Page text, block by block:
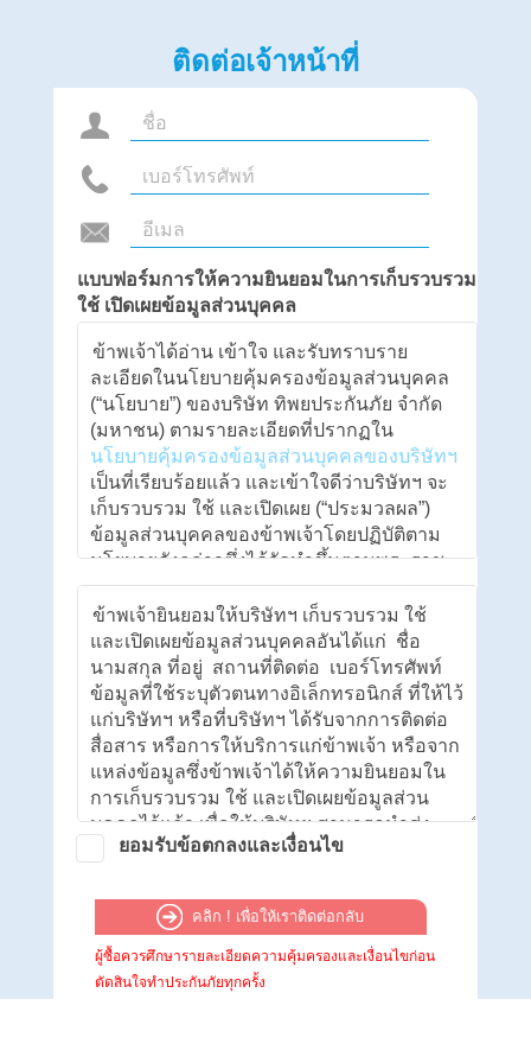
ติดต่อเจ้าหน้าที่
แบบฟอร์มการให้ความยินยอมในการเก็บรวบรวม
ใช้ เปิดเผยข้อมูลส่วนบุคคล
ข้าพเจ้าได้อ่าน เข้าใจ และรับทราบราย
ละเอียดในนโยบายคุ้มครองข้อมูลส่วนบุคคล
(“นโยบาย”) ของบริษัท ทิพยประกันภัย จำกัด
(มหาชน) ตามรายละเอียดที่ปรากฏใน
นโยบายคุ้มครองข้อมูลส่วนบุคคลของบริษัทฯ
เป็นที่เรียบร้อยแล้ว และเข้าใจดีว่าบริษัทฯ จะ
เก็บรวบรวม ใช้ และเปิดเผย (“ประมวลผล”)
ข้อมูลส่วนบุคคลของข้าพเจ้าโดยปฏิบัติตาม
นโยบายดังกล่าวซึ่งได้จัดทำขึ้นตามพระราช
บัญญัติคุ้มครองข้อมูลส่วนบุคคล พ.ศ.2562
(“พ.ร.บ.คุ้มครองข้อมูลส่วนบุคคล”) ข้าพเจ้าจึง
ให้ความยินยอมเป็นการเฉพาะในกรณีดังต่อ
ไปนี้
**โปรดอ่านทำความเข้าใจรายละเอียดที่
ปรากฏในนโยบายคุ้มครองข้อมูลส่วนบุคคล
ของบริษัทฯ ให้ครบถ้วน และให้ความยินยอม
ตามเจตนาของท่าน
ยอมรับข้อตกลงและเงื่อนไข
คลิก ! เพื่อให้เราติดต่อกลับ
ผู้ซื้อควรศึกษารายละเอียดความคุ้มครองและเงื่อนไขก่อน
ตัดสินใจทำประกันภัยทุกครั้ง